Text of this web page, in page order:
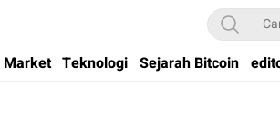
dan Blockchain di Indonesia
Market Teknologi Sejarah Bitcoin